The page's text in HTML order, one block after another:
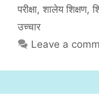
r
i
s
परीक्षा, शालेय शिक्षण,
उच्चार
Leave a